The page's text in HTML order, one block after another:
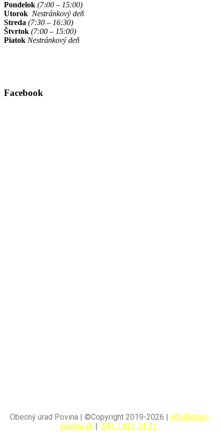
Pondelok (7:00 – 15:00)
Utorok Nestránkový deň
Streda (7:30 – 16:30)
Štvrtok (7:00 – 15:00)
Piatok Nestránkový deň
Facebook
Obecný úrad Povina | ©Copyright 2019-2026 | info@obec-
povina.sk
041 / 421 14 21